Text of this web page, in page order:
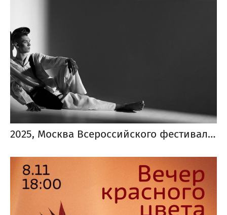
2025, Москва Всероссийского фестиваля черно-белой фотографии «Фотострелка»